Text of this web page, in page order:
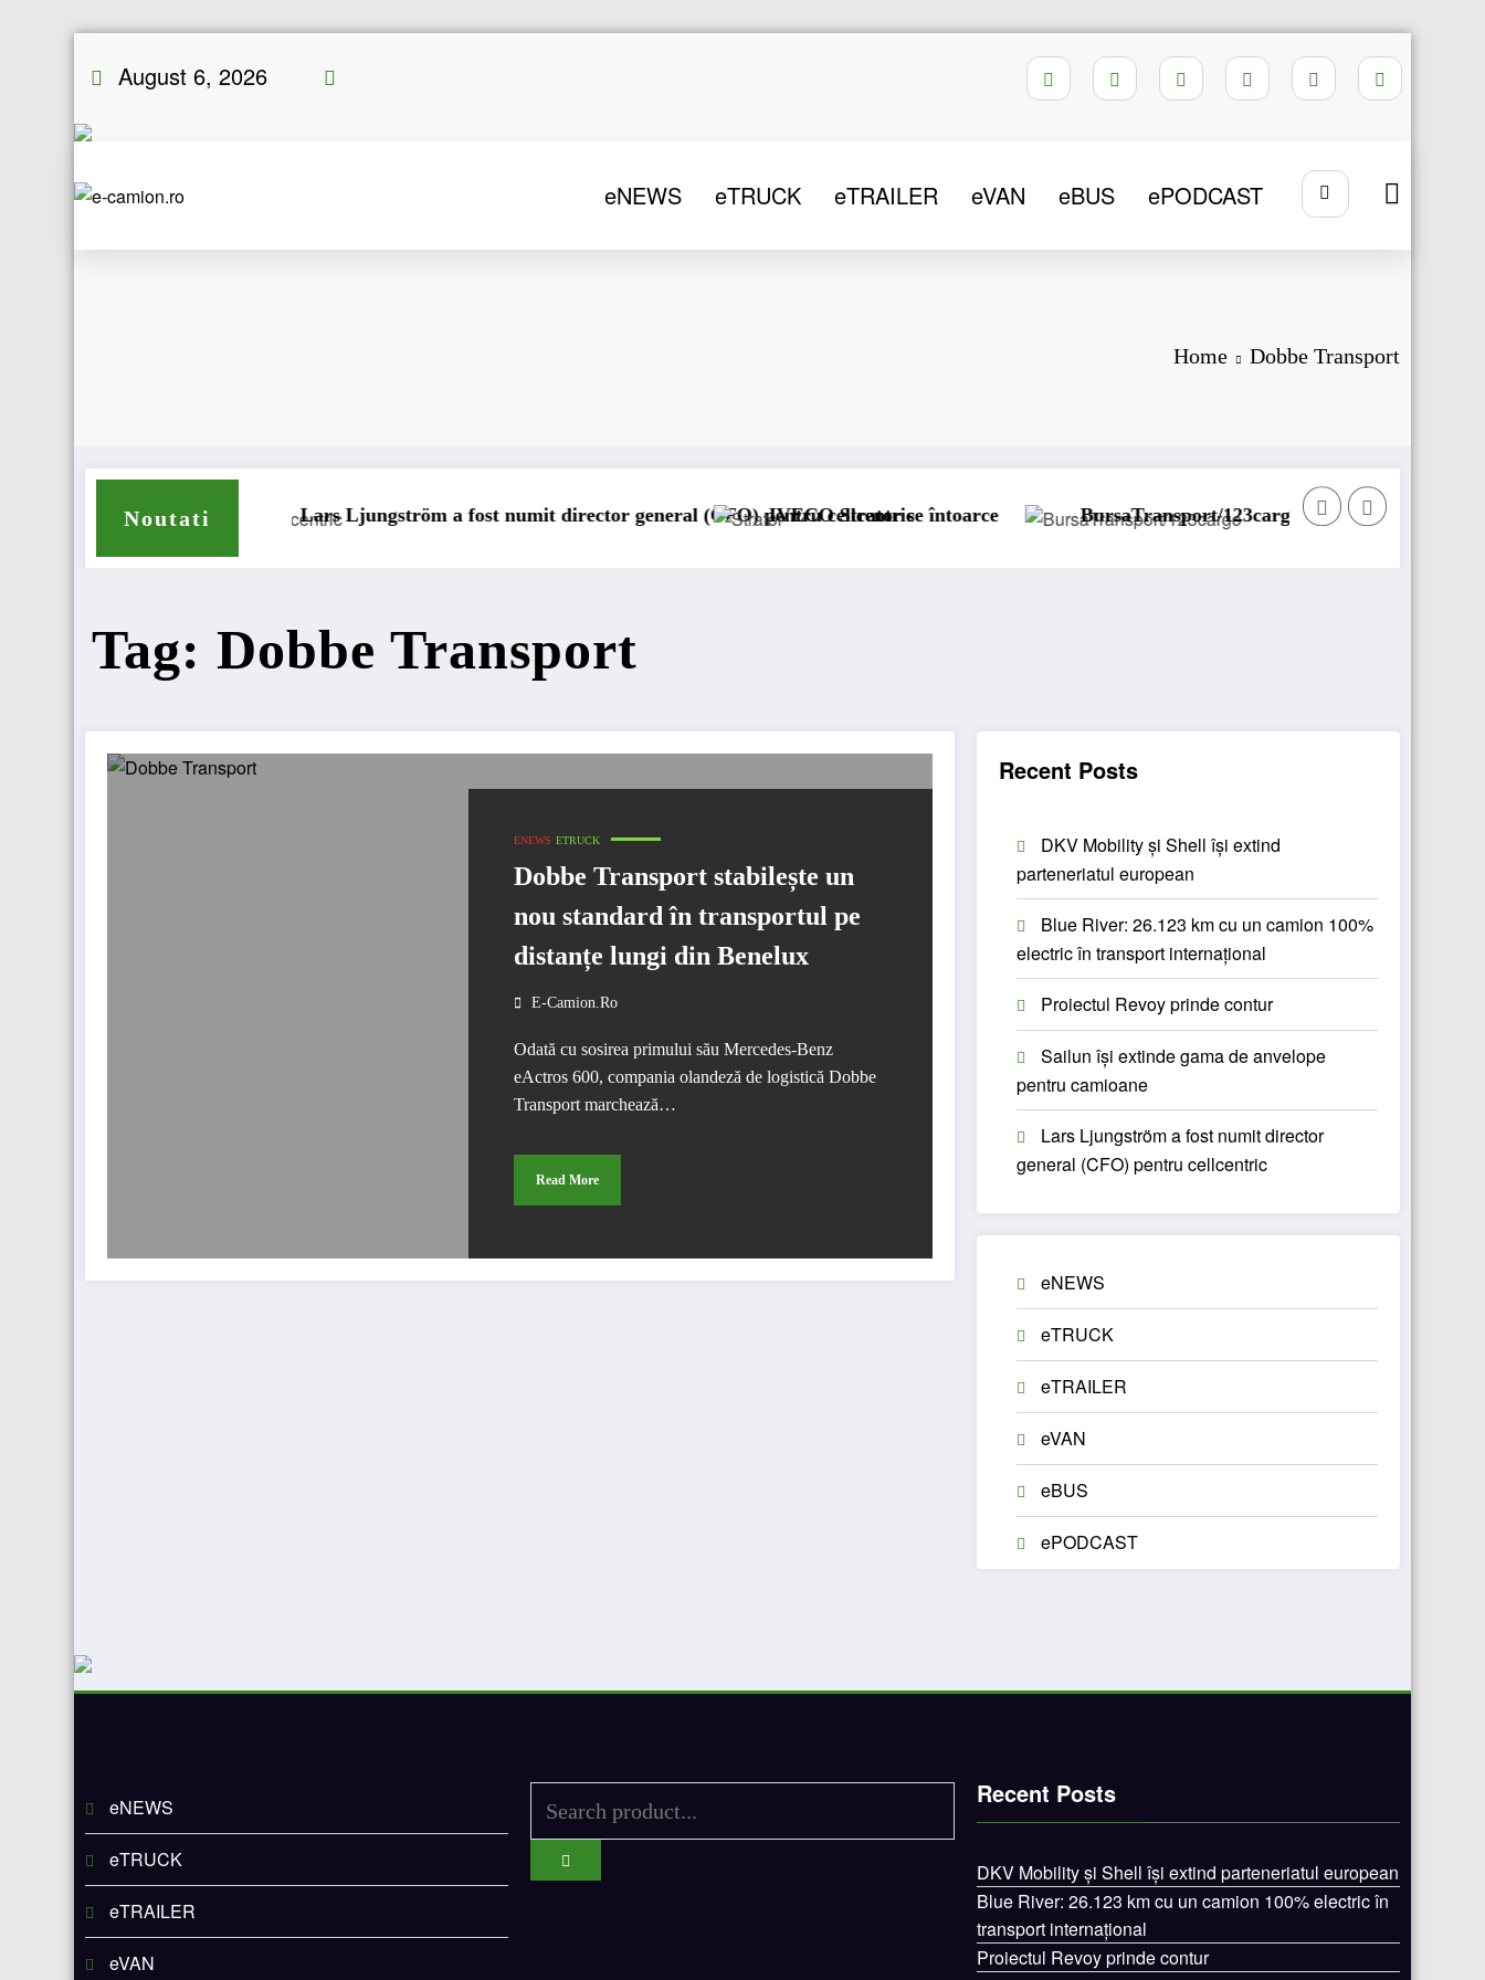
August 6, 2026
eNEWS eTRUCK eTRAILER eVAN eBUS ePODCAST
Home Dobbe Transport
Noutati
pentru camioane Lars Ljungström a fost numit director general (CFO) pentru cellcentric
IVECO Strator se întoarce BursaTransport/123cargo introduce o nouă funcționalitate
Tag: Dobbe Transport
ENEWS ETRUCK
Dobbe Transport stabilește un
nou standard în transportul pe
distanțe lungi din Benelux
E-Camion.ro
Odată cu sosirea primului său Mercedes-Benz
eActros 600, compania olandeză de logistică Dobbe
Transport marchează…
Read More
Recent Posts
DKV Mobility și Shell își extind
parteneriatul european
Blue River: 26.123 km cu un camion 100%
electric în transport internațional
Proiectul Revoy prinde contur
Sailun își extinde gama de anvelope
pentru camioane
Lars Ljungström a fost numit director
general (CFO) pentru cellcentric
eNEWS
eTRUCK
eTRAILER
eVAN
eBUS
ePODCAST
eNEWS
eTRUCK
eTRAILER
eVAN
Recent Posts
DKV Mobility și Shell își extind parteneriatul european
Blue River: 26.123 km cu un camion 100% electric în
transport internațional
Proiectul Revoy prinde contur